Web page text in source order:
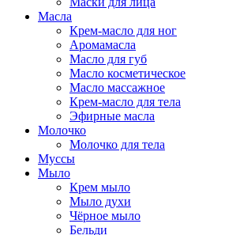
Масла
Крем-масло для ног
Аромамасла
Масло для губ
Масло косметическое
Масло массажное
Крем-масло для тела
Эфирные масла
Молочко
Молочко для тела
Муссы
Мыло
Крем мыло
Мыло духи
Чёрное мыло
Бельди